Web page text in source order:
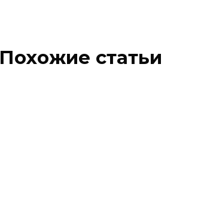
Похожие статьи